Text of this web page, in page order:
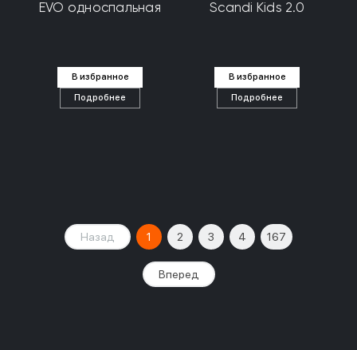
EVO односпальная
В избранное
Подробнее
Scandi Kids 2.0
В избранное
Подробнее
Назад 1 2 3 4 167
Вперед